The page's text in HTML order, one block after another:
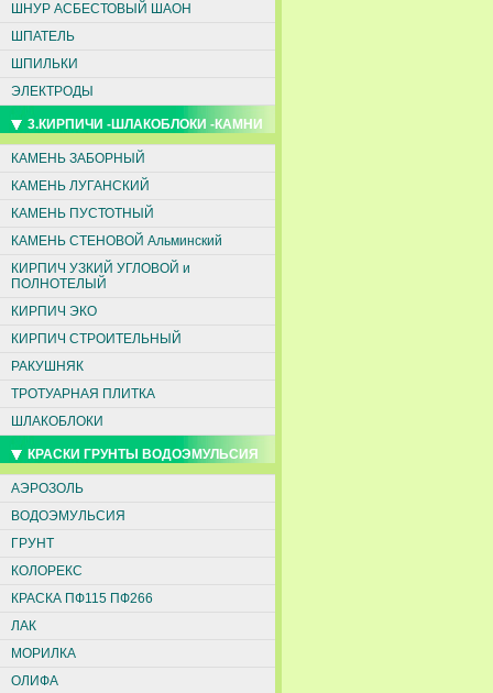
ШНУР АСБЕСТОВЫЙ ШАОН
ШПАТЕЛЬ
ШПИЛЬКИ
ЭЛЕКТРОДЫ
3.КИРПИЧИ -ШЛАКОБЛОКИ -КАМНИ
КАМЕНЬ ЗАБОРНЫЙ
КАМЕНЬ ЛУГАНСКИЙ
КАМЕНЬ ПУСТОТНЫЙ
КАМЕНЬ СТЕНОВОЙ Альминский
КИРПИЧ УЗКИЙ УГЛОВОЙ и
ПОЛНОТЕЛЫЙ
КИРПИЧ ЭКО
КИРПИЧ СТРОИТЕЛЬНЫЙ
РАКУШНЯК
ТРОТУАРНАЯ ПЛИТКА
ШЛАКОБЛОКИ
КРАСКИ ГРУНТЫ ВОДОЭМУЛЬСИЯ
АЭРОЗОЛЬ
ВОДОЭМУЛЬСИЯ
ГРУНТ
КОЛОРЕКС
КРАСКА ПФ115 ПФ266
ЛАК
МОРИЛКА
ОЛИФА